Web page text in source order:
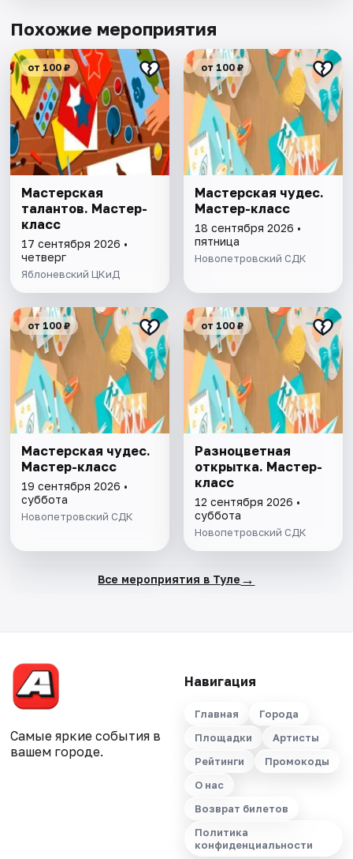
Похожие мероприятия
от 100 ₽
Мастерская
талантов. Мастер-
класс
17 сентября 2026 •
четверг
Яблоневский ЦКиД
от 100 ₽
Мастерская чудес.
Мастер-класс
18 сентября 2026 •
пятница
Новопетровский СДК
от 100 ₽
Мастерская чудес.
Мастер-класс
19 сентября 2026 •
суббота
Новопетровский СДК
от 100 ₽
Разноцветная
открытка. Мастер-
класс
12 сентября 2026 •
суббота
Новопетровский СДК
Все мероприятия в Туле →
Самые яркие события в
вашем городе.
Навигация
Главная
Города
Площадки
Артисты
Рейтинги
Промокоды
О нас
Возврат билетов
Политика
конфиденциальности